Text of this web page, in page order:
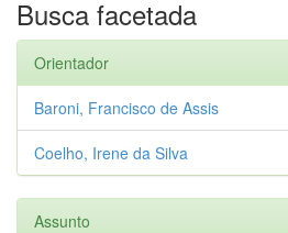
Busca facetada
Orientador
Baroni, Francisco de Assis
Coelho, Irene da Silva
Assunto